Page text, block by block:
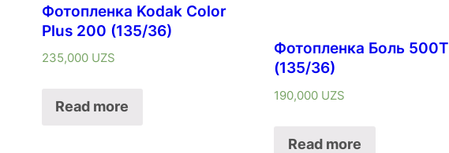
Фотопленка Kodak Color
Plus 200 (135/36)
235,000 UZS
Read more
Фотопленка Боль 500T
(135/36)
190,000 UZS
Read more